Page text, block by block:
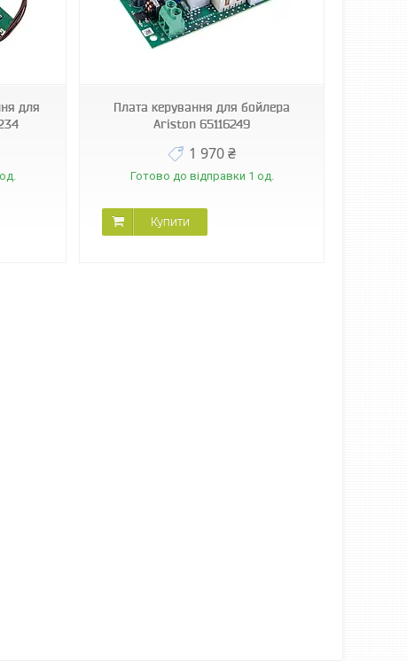
для
Плата керування для бойлера
Ariston 65116249
1 970 ₴
Готово до відправки 1 од.
Купити